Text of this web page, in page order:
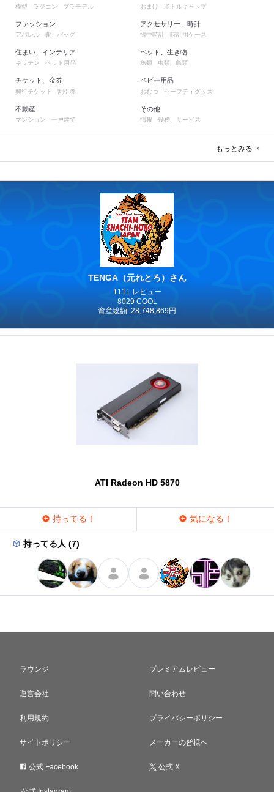
模型 ラジコン プラモデル
ファッション
アパレル 靴 バッグ
住まい、インテリア
キッチン ペット用品
チケット、金券
興行チケット 割引券
不動産
マンション 一戸建て
おまけ ボトルキャップ
アクセサリー、時計
懐中時計 時計用ケース
ペット、生き物
魚類 虫類 鳥類
ベビー用品
おむつ セーフティグッズ
その他
情報 役務、サービス
もっとみる
TENGA（元れとろ）さん
1111 レビュー
8029 COOL
資産総額: 28,748,869円
ATI Radeon HD 5870
持ってる！ 気になる！
持ってる人 (7)
ラウンジ プレミアムレビュー
運営会社 問い合わせ
利用規約 プライバシーポリシー
サイトポリシー メーカーの皆様へ
公式 Facebook 公式 X